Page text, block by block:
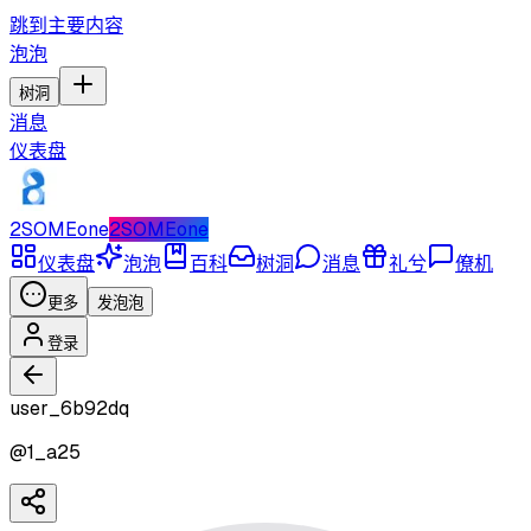
跳到主要内容
泡泡
树洞
消息
仪表盘
2SOMEone2SOMEone
仪表盘
泡泡 百科 树洞 消息 礼兮 僚机
更多 发泡泡
登录
user_6b92dq
@1_a25